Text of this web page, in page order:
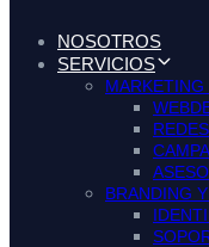
NOSOTROS
SERVICIOS
MARKETING
BRANDING